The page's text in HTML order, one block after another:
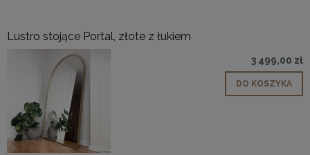
Lustro stojące Portal, złote z łukiem
3 499,00 zł
DO KOSZYKA